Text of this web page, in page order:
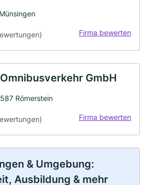
Firma bewerten
GmbH
Römerstein
Firma bewerten
& Umgebung:
Ausbildung & mehr